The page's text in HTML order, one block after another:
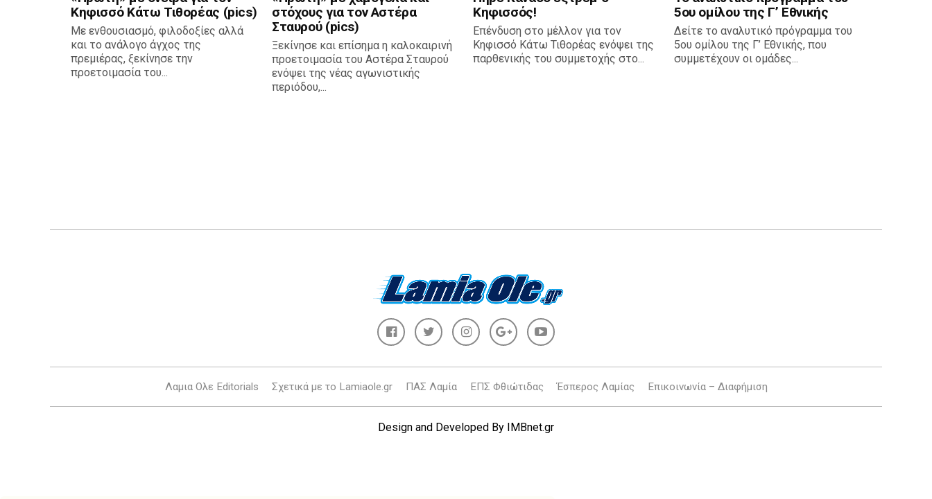
Κηφισσό Κάτω Τιθορέας (pics)
Με ενθουσιασμό, φιλοδοξίες αλλά
και το ανάλογο άγχος της
πρεμιέρας, ξεκίνησε την
προετοιμασία του...
στόχους για τον Αστέρα
Σταυρού (pics)
Ξεκίνησε και επίσημα η καλοκαιρινή
προετοιμασία του Αστέρα Σταυρού
ενόψει της νέας αγωνιστικής
περιόδου,...
Κηφισσός!
Επένδυση στο μέλλον για τον
Κηφισσό Κάτω Τιθορέας ενόψει της
παρθενικής του συμμετοχής στο...
5ου ομίλου της Γ’ Εθνικής
Δείτε το αναλυτικό πρόγραμμα του
5ου ομίλου της Γ’ Εθνικής, που
συμμετέχουν οι ομάδες...
Λαμια Ολε Editorials Σχετικά με το Lamiaole.gr ΠΑΣ Λαμία ΕΠΣ Φθιώτιδας Έσπερος Λαμίας Επικοινωνία – Διαφήμιση
Design and Developed By IMBnet.gr